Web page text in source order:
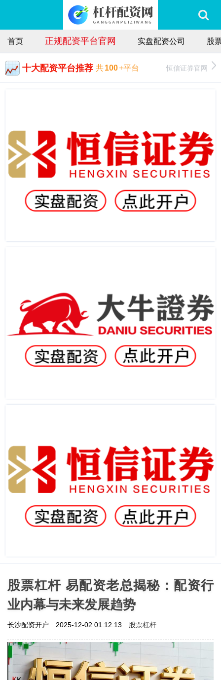
首页 正规配资平台官网 实盘配资公司 股
十大配资平台推荐 共100+平台 恒信证券官网
股票杠杆 易配资老总揭秘：配资行
业内幕与未来发展趋势
长沙配资开户 2025-12-02 01:12:13 股票杠杆